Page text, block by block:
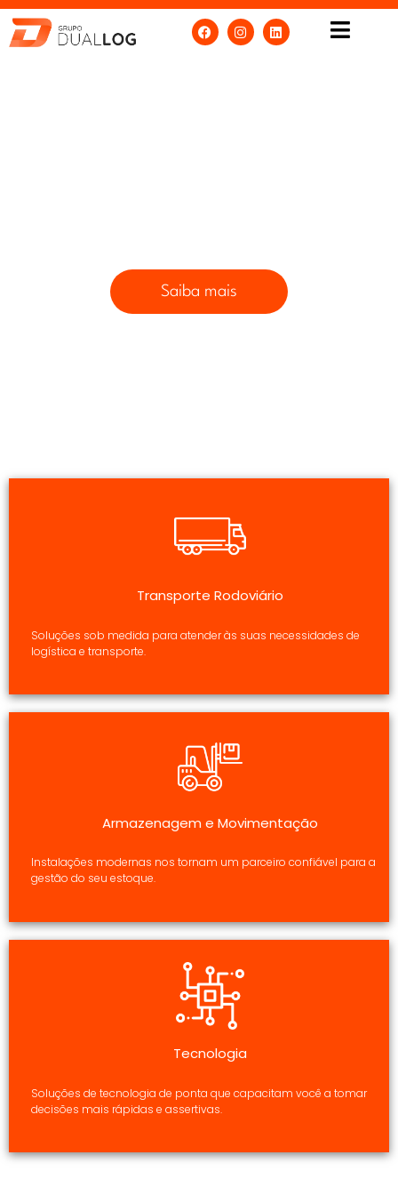
Saiba mais
Transporte Rodoviário
Soluções sob medida para atender às suas necessidades de
logística e transporte.
Armazenagem e Movimentação
Instalações modernas nos tornam um parceiro confiável para a
gestão do seu estoque.
Tecnologia
Soluções de tecnologia de ponta que capacitam você a tomar
decisões mais rápidas e assertivas.